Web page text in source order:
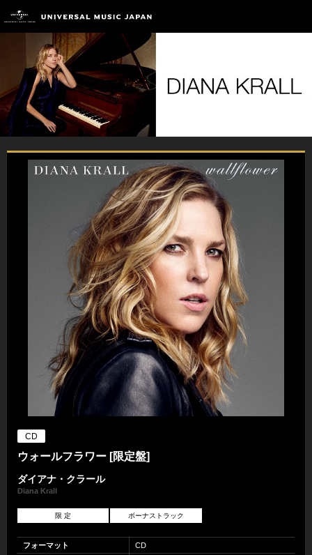
CD
ウォールフラワー [限定盤]
ダイアナ・クラール
Diana Krall
限 定 ボーナストラック
フォーマット
CD